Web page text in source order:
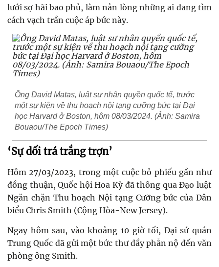
lưới sợ hãi bao phủ, làm nản lòng những ai đang tìm
cách vạch trần cuộc áp bức này.
Ông David Matas, luật sư nhân quyền quốc tế, trước
một sự kiện về thu hoạch nội tạng cưỡng bức tại Đại
học Harvard ở Boston, hôm 08/03/2024. (Ảnh: Samira
Bouaou/The Epoch Times)
‘Sự dối trá trắng trợn’
Hôm 27/03/2023, trong một cuộc bỏ phiếu gần như
đồng thuận, Quốc hội Hoa Kỳ đã thông qua Đạo luật
Ngăn chặn Thu hoạch Nội tạng Cưỡng bức của Dân
biểu Chris Smith (Cộng Hòa-New Jersey).
Ngay hôm sau, vào khoảng 10 giờ tối, Đại sứ quán
Trung Quốc đã gửi một bức thư đầy phẫn nộ đến văn
phòng ông Smith.